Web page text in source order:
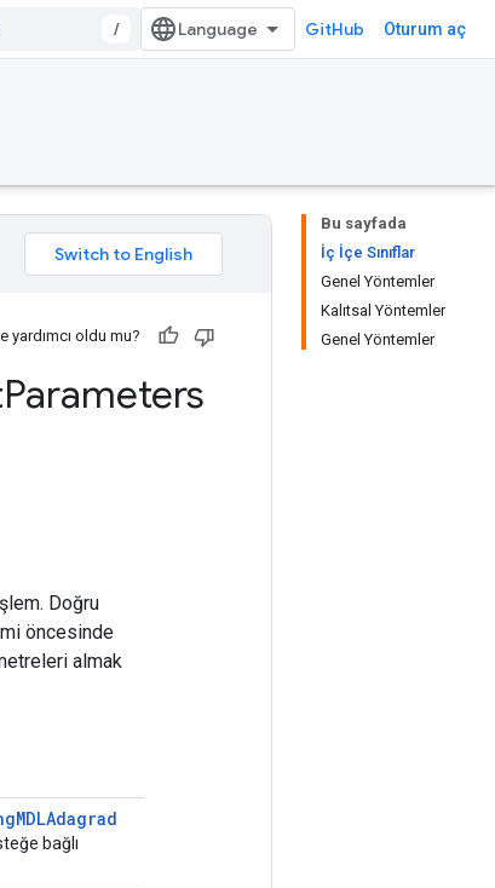
/ GitHub Oturum aç
Bu sayfada
İç İçe Sınıflar
Genel Yöntemler
Kalıtsal Yöntemler
Genel Yöntemler
yardımcı oldu mu?
Parameters
Doğru
öncesinde
almak
MDLAdagrad
bağlı